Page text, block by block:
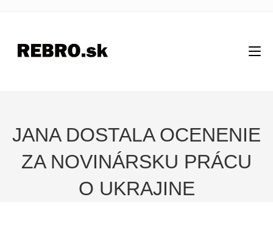
JANA DOSTALA OCENENIE
ZA NOVINÁRSKU PRÁCU
O UKRAJINE